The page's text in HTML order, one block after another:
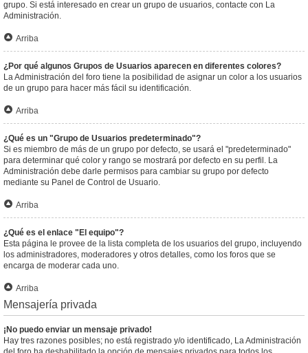
grupo. Si está interesado en crear un grupo de usuarios, contacte con La
Administración.
Arriba
¿Por qué algunos Grupos de Usuarios aparecen en diferentes colores?
La Administración del foro tiene la posibilidad de asignar un color a los usuarios
de un grupo para hacer más fácil su identificación.
Arriba
¿Qué es un "Grupo de Usuarios predeterminado"?
Si es miembro de más de un grupo por defecto, se usará el "predeterminado"
para determinar qué color y rango se mostrará por defecto en su perfil. La
Administración debe darle permisos para cambiar su grupo por defecto
mediante su Panel de Control de Usuario.
Arriba
¿Qué es el enlace "El equipo"?
Esta página le provee de la lista completa de los usuarios del grupo, incluyendo
los administradores, moderadores y otros detalles, como los foros que se
encarga de moderar cada uno.
Arriba
Mensajería privada
¡No puedo enviar un mensaje privado!
Hay tres razones posibles; no está registrado y/o identificado, La Administración